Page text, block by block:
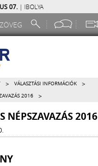
07. | IBOLYA
> VÁLASZTÁSI INFORMÁCIÓK >
2016 >
NÉPSZAVAZÁS 2016